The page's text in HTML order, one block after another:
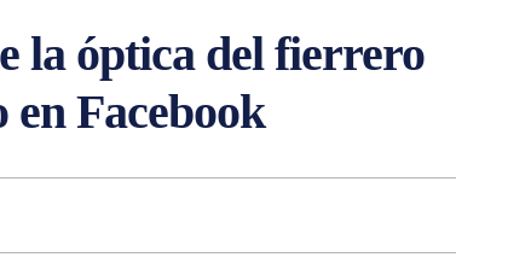
la óptica del fierrero
en Facebook